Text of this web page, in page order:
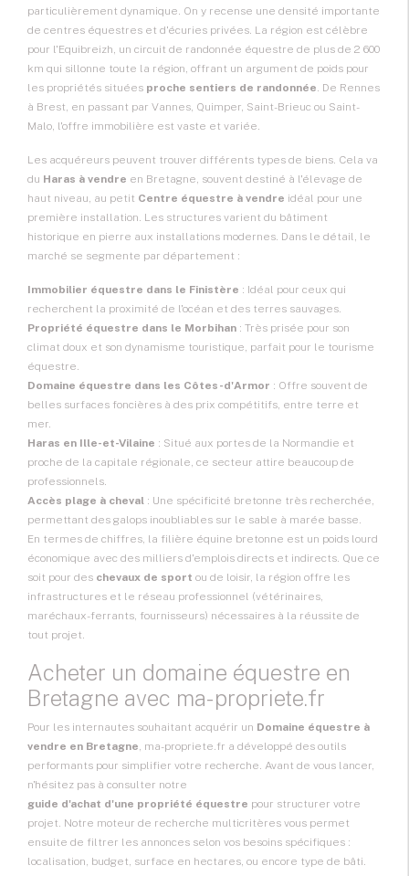
particulièrement dynamique. On y recense une densité importante
de centres équestres et d'écuries privées. La région est célèbre
pour l'Equibreizh, un circuit de randonnée équestre de plus de 2 600
km qui sillonne toute la région, offrant un argument de poids pour
les propriétés situées proche sentiers de randonnée. De Rennes
à Brest, en passant par Vannes, Quimper, Saint-Brieuc ou Saint-
Malo, l'offre immobilière est vaste et variée.
Les acquéreurs peuvent trouver différents types de biens. Cela va
du Haras à vendre en Bretagne, souvent destiné à l'élevage de
haut niveau, au petit Centre équestre à vendre idéal pour une
première installation. Les structures varient du bâtiment
historique en pierre aux installations modernes. Dans le détail, le
marché se segmente par département :
Immobilier équestre dans le Finistère : Idéal pour ceux qui
recherchent la proximité de l'océan et des terres sauvages.
Propriété équestre dans le Morbihan : Très prisée pour son
climat doux et son dynamisme touristique, parfait pour le tourisme
équestre.
Domaine équestre dans les Côtes-d'Armor : Offre souvent de
belles surfaces foncières à des prix compétitifs, entre terre et
mer.
Haras en Ille-et-Vilaine : Situé aux portes de la Normandie et
proche de la capitale régionale, ce secteur attire beaucoup de
professionnels.
Accès plage à cheval : Une spécificité bretonne très recherchée,
permettant des galops inoubliables sur le sable à marée basse.
En termes de chiffres, la filière équine bretonne est un poids lourd
économique avec des milliers d'emplois directs et indirects. Que ce
soit pour des chevaux de sport ou de loisir, la région offre les
infrastructures et le réseau professionnel (vétérinaires,
maréchaux-ferrants, fournisseurs) nécessaires à la réussite de
tout projet.
Acheter un domaine équestre en
Bretagne avec ma-propriete.fr
Pour les internautes souhaitant acquérir un Domaine équestre à
vendre en Bretagne, ma-propriete.fr a développé des outils
performants pour simplifier votre recherche. Avant de vous lancer,
n'hésitez pas à consulter notre
guide d'achat d'une propriété équestre pour structurer votre
projet. Notre moteur de recherche multicritères vous permet
ensuite de filtrer les annonces selon vos besoins spécifiques :
localisation, budget, surface en hectares, ou encore type de bâti.